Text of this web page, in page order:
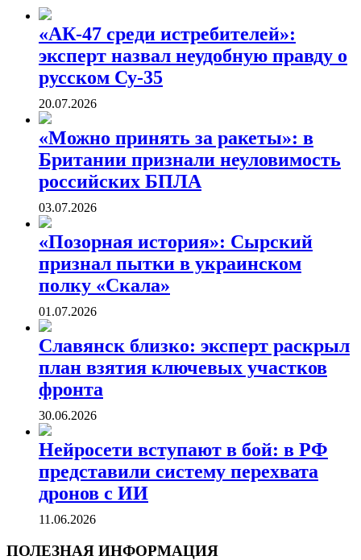
«АК-47 среди истребителей»:
эксперт назвал неудобную правду о
русском Су-35
20.07.2026
«Можно принять за ракеты»: в
Британии признали неуловимость
российских БПЛА
03.07.2026
«Позорная история»: Сырский
признал пытки в украинском
полку «Скала»
01.07.2026
Славянск близко: эксперт раскрыл
план взятия ключевых участков
фронта
30.06.2026
Нейросети вступают в бой: в РФ
представили систему перехвата
дронов с ИИ
11.06.2026
ПОЛЕЗНАЯ ИНФОРМАЦИЯ